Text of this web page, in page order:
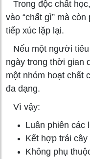
Trong độc chất
vào “chất gì” mà
tiếp xúc lặp lại.
Nếu một người tiêu
ngày trong thời gian
một nhóm hoạt chất
đa dạng.
Vì vậy:
Luân phiên các
Kết hợp trái
Không phụ